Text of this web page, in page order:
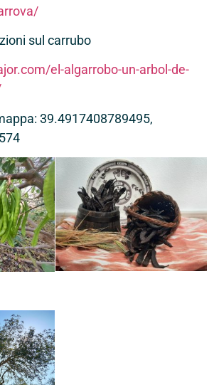
sul carrubo
el-algarrobo-un-arbol-de-
39.4917408789495,